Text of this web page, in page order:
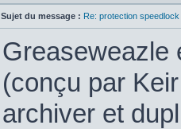
Sujet du message : Re: protection
Greaseweazle
(conçu par
archiver et